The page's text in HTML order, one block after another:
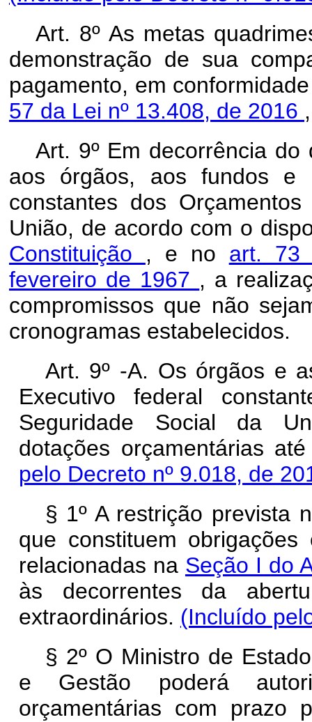
Art. 8º As metas
demonstração de sua
pagamento, em
57 da Lei nº 13.408, de 2016
Art. 9º Em decorrência
aos órgãos, aos fundos e
constantes dos
União, de acordo com o
Constituição , e no art. 73
fevereiro de 1967 , a
compromissos que não
cronogramas estabelecidos.
Art. 9º -A. Os órgãos e
Executivo federal
Seguridade Social da
dotações orçamentárias
pelo Decreto nº 9.018, de
§ 1º A restrição prevista
que constituem
relacionadas na Seção I do
às decorrentes da
extraordinários. (Incluído
§ 2º O Ministro de
e Gestão poderá
orçamentárias com prazo